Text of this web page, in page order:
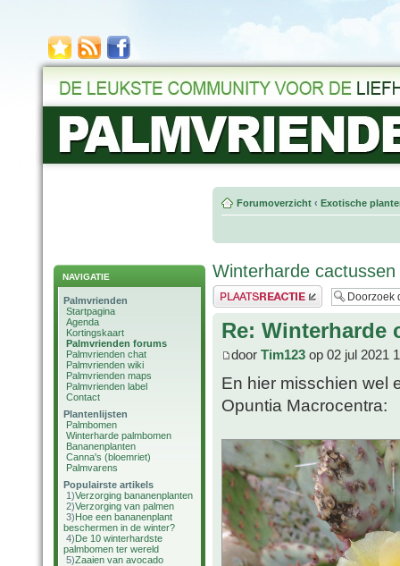
NAVIGATIE
Palmvrienden
Startpagina
Agenda
Kortingskaart
Palmvrienden forums
Palmvrienden chat
Palmvrienden wiki
Palmvrienden maps
Palmvrienden label
Contact
Plantenlijsten
Palmbomen
Winterharde palmbomen
Bananenplanten
Canna's (bloemriet)
Palmvarens
Populairste artikels
1)Verzorging bananenplanten
2)Verzorging van palmen
3)Hoe een bananenplant
beschermen in de winter?
4)De 10 winterhardste
palmbomen ter wereld
5)Zaaien van avocado
Forumoverzicht ‹ Exotische
Winterharde cactussen
Plaats een reactie
Re: Winterharde
door Tim123 op 02 jul 2021
En hier misschien wel
Opuntia Macrocentra: